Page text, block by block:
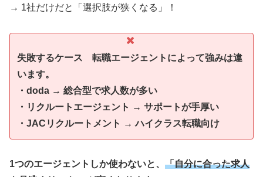
→ 1社だけだと「選択肢が狭くなる」！
失敗するケース 転職エージェントによって強みは違
います。
・doda → 総合型で求人数が多い
・リクルートエージェント → サポートが手厚い
・JACリクルートメント → ハイクラス転職向け
1つのエージェントしか使わないと、 「自分に合った求人